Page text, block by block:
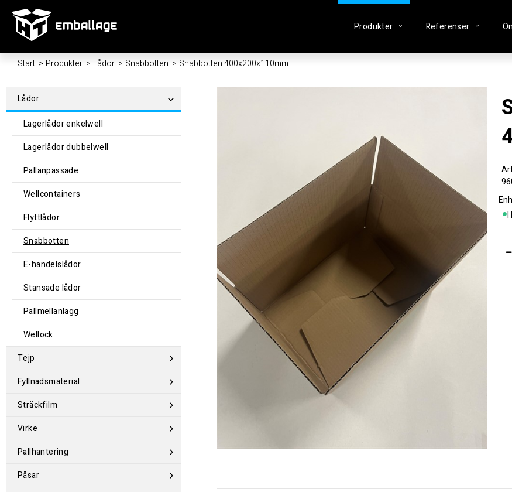
Produkter Referenser
Start / Produkter / Lådor / Snabbotten / Snabbotten 400x200x110mm
Lådor
Lagerlådor enkelwell
Lagerlådor dubbelwell
Pallanpassade
Wellcontainers
Flyttlådor
Snabbotten
E-handelslådor
Stansade lådor
Pallmellanlägg
Wellock
Tejp
Fyllnadsmaterial
Sträckfilm
Virke
Pallhantering
Påsar
I